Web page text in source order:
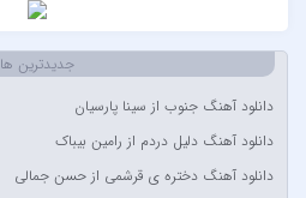
Alexandra Stan
جدیدترین ها
دانلود آهنگ جنوب از سینا پارسیان
دانلود آهنگ دلیل دردم از رامین بیباک
دانلود آهنگ دختره ی قرشمی از حسن جمالی